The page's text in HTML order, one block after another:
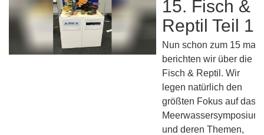
15. Fisch &
Reptil Teil 1
Nun schon zum 15 mal
berichten wir über die
Fisch & Reptil. Wir
legen natürlich den
größten Fokus auf das
Meerwassersymposium
und deren Themen,